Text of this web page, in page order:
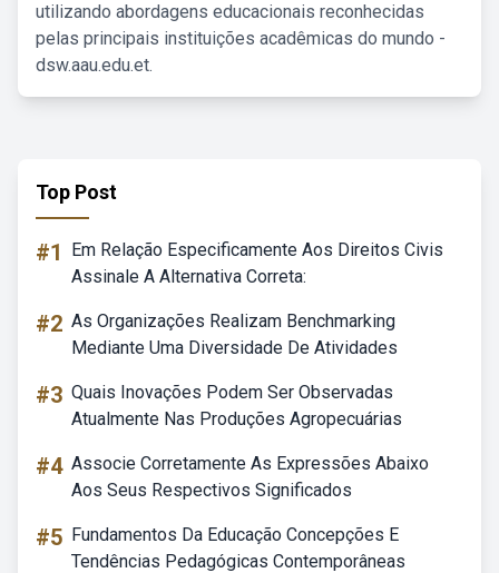
utilizando abordagens educacionais reconhecidas
pelas principais instituições acadêmicas do mundo -
dsw.aau.edu.et.
Top Post
#1
Em Relação Especificamente Aos Direitos Civis
Assinale A Alternativa Correta:
#2 As Organizações Realizam Benchmarking
Mediante Uma Diversidade De Atividades
#3 Quais Inovações Podem Ser Observadas
Atualmente Nas Produções Agropecuárias
#4 Associe Corretamente As Expressões Abaixo
Aos Seus Respectivos Significados
#5 Fundamentos Da Educação Concepções E
Tendências Pedagógicas Contemporâneas